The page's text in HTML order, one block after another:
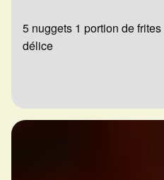
5 nuggets 1 portion de
délice